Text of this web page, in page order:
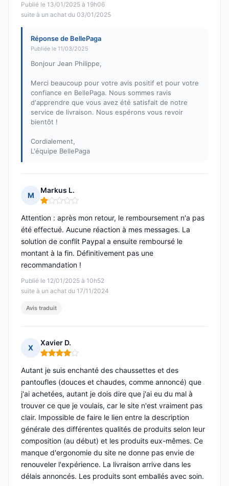
Publié le 13/01/2025 à 19h06
suite à un achat du 03/01/2025
Réponse de BellePaga
Publiée le 11/03/2025
Bonjour Jean Philippe,
Merci beaucoup pour votre avis positif et pour votre
confiance en BellePaga. Nous sommes ravis
d'apprendre que vous avez été satisfait de notre
service de livraison. Nous espérons vous revoir
bientôt !
Cordialement,
L'équipe BellePaga
M
Markus L.
Note : 1 sur 5
Publié le 12/01/2025 à 10h52
suite à un achat du 17/11/2024
Attention : après mon retour, le remboursement n'a pas
été effectué. Aucune réaction à mes messages. La
solution de conflit Paypal a ensuite remboursé le
montant à la fin. Définitivement pas une
recommandation !
Avis traduit
X
Xavier D.
Note : 4 sur 5
Autant je suis enchanté des chaussettes et des
pantoufles (douces et chaudes, comme annoncé) que
j'ai achetées, autant je dois dire que j'ai eu du mal à
trouver ce que je voulais, car le site n'est vraiment pas
clair. Impossible de faire le lien entre la description
générale des différentes qualités de produits selon leur
composition (au début) et les produits eux-mêmes. Ce
manque d'ergonomie du site ne donne pas envie de
renouveler l'expérience. La livraison arrive dans les
délais annoncés. Les produits sont emballés avec soin.